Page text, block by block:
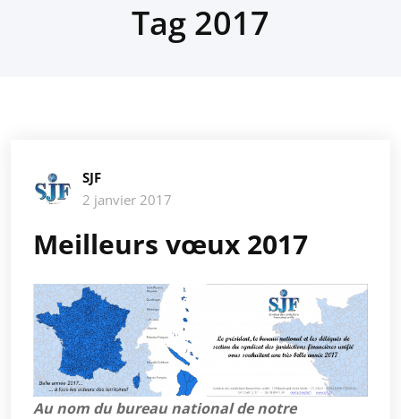
Tag 2017
SJF
2 janvier 2017
Meilleurs vœux 2017
Au nom du bureau national de notre